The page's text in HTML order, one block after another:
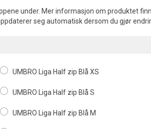
under. Mer informasjon om produktet
seg automatisk dersom du gjør
UMBRO Liga Half zip Blå XS
UMBRO Liga Half zip Blå S
UMBRO Liga Half zip Blå M